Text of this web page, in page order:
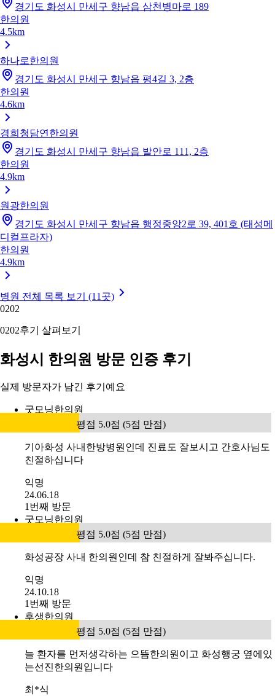
경기도 화성시 만세구 향남읍 삼천병마로 189
한의원
4.5km
하나로한의원
경기도 화성시 만세구 향남읍 평4길 3, 2층
한의원
4.6km
경희청담연한의원
경기도 화성시 만세구 향남읍 발안로 111, 2층
한의원
4.9km
원광한의원
경기도 화성시 만세구 향남읍 행정중앙2로 39, 401호 (태성메
디컬프라자)
한의원
4.9km
병원 전체 목록 보기 (11곳)
0202
0202후기 살펴보기
화성시 한의원 방문 인증 후기
실제 방문자가 남긴 후기예요
굿모닝한의원
평점 5.0점 (5점 만점)
기아화성 사내한방병원인데 진료도 잘보시고 간호사님도
친절하십니다
익명
24.06.18
1번째 방문
굿모닝한의원
평점 5.0점 (5점 만점)
화성공장 사내 한의원인데 참 친절하게 잘봐주십니다.
익명
24.10.18
1번째 방문
후생한의원
평점 5.0점 (5점 만점)
늘 환자를 먼저생각하는 으뜸한의원이고 화성행궁 옆에있
는선진한의원입니다
최*식